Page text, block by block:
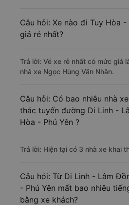
Câu hỏi: Xe nào đi Tuy Hòa -
giá rẻ nhất?
Trả lời: Vé xe rẻ nhất có mức giá
nhà xe Ngọc Hùng Văn Nhân.
Câu hỏi: Có bao nhiêu nhà
thác tuyến đường Di Linh -
Hòa - Phú Yên ?
Trả lời: Hiện tại có 3 nhà xe khai
Câu hỏi: Từ Di Linh - Lâm
- Phú Yên mất bao nhiêu
bằng xe khách?